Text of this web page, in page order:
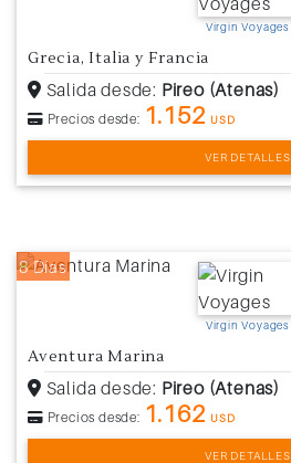
Virgin Voyages
Grecia, Italia y Francia
Salida desde: Pireo (Atenas)
Precios desde: 1.152 USD
VER DETALLES
8 Días
Virgin Voyages
Aventura Marina
Salida desde: Pireo (Atenas)
Precios desde: 1.162 USD
VER DETALLES